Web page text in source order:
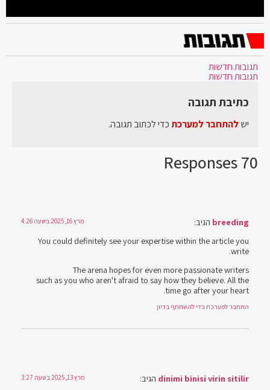
70 Responses
תגובות חדשות
breeding הגיב: מרץ 16, 2025 בשעה 4:26
You could definitely see your expertise within the article you
write.
The arena hopes for even more passionate writers
such as you who aren't afraid to say how they believe. All the
time go after your heart.
התחבר למערכת כדי להשתתף בדיון
dinimi binisi virin sitilir הגיב: מרץ 13, 2025 בשעה 3:27
תגובות חדשות
כתיבת תגובה
יש להתחבר למערכתכדי לכתוב תגובה.